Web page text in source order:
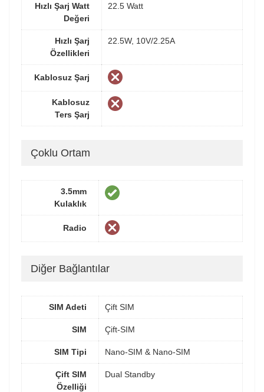
Hızlı Şarj Watt
Değeri
22.5 Watt
Hızlı Şarj
Özellikleri
22.5W, 10V/2.25A
Kablosuz Şarj
Kablosuz
Ters Şarj
Çoklu Ortam
3.5mm
Kulaklık
Radio
Diğer Bağlantılar
SIM Adeti Çift SIM
SIM Çift-SIM
SIM Tipi Nano-SIM & Nano-SIM
Çift SIM
Özelliği
Dual Standby